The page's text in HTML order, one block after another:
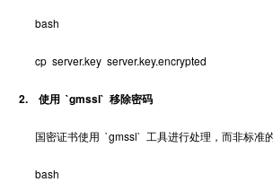
bash
cp server.key server.key.encrypted
2. 使用 `gmssl` 移除密码
国密证书使用 `gmssl` 工具进行处理，而非标准的
bash